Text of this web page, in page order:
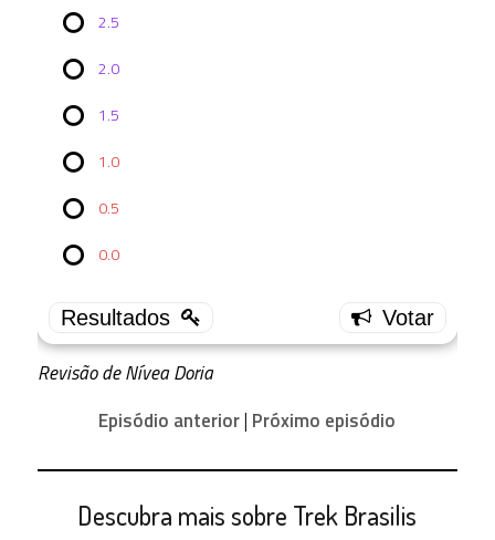
2.5
2.0
1.5
1.0
0.5
0.0
3.0
2.5
3 (
14.29 % )
Revisão de Nívea Doria
Episódio anterior| Próximo episódio
Descubra mais sobre Trek Brasilis